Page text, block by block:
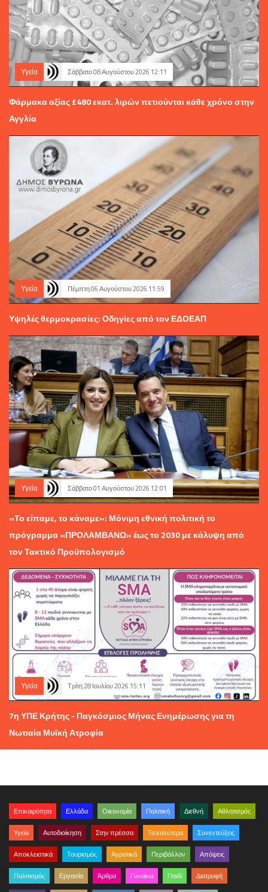
Υγεία Σάββατο 08 Αυγούστου 2026 12:11
Φάρμακα αξίας £480 εκατ. λιρών πετιούνται κάθε χρόνο στην
Αγγλία
Υγεία Πέμπτη 06 Αυγούστου 2026 11:59
Υψηλές θερμοκρασίες: Οδηγίες από τον ΕΔΟΕΑΠ
Υγεία Σάββατο 01 Αυγούστου 2026 12:01
«Το είπαμε, το κάναμε»: Μόνιμη εθνική πολιτική το
πρόγραμμα «ΠΡΟΛΑΜΒΑΝΩ» έως το 2030 με κάλυψη από
τον Τακτικό Προϋπολογισμό
Υγεία Τρίτη 28 Ιουλίου 2026 15:11
7η ΥΠΕ Κρήτης - Παγκόσμιος Μήνας Ενημέρωσης για τη
Νωτιαία Μυϊκή Ατροφία
Επικαιρότητα Ελλάδα Οικονομία Πολιτική Διεθνή Αθλητισμός
Υγεία Αυτοδιοίκηση Στην πρέσσα Τα καλύτερα Συνεντεύξεις
Αποκλειστικά Τουρισμός Αγροτικά Περιβάλλον Απόψεις
Πολιτισμός Εργασία Άρθρα Γυναίκα Παιδί Διατροφή